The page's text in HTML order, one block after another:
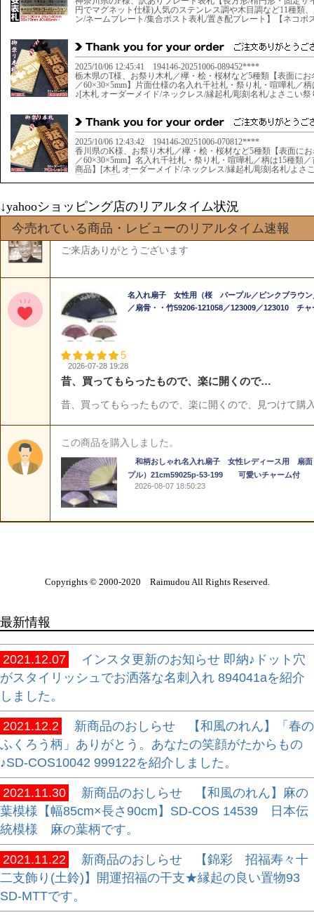
↓yahooショッピング店のリアルタイム状況
Copyrights © 2000-2020 Raimudou All Rights Reserved.
最新情報
2021.12.07
インスタ更新のお知らせ 即納♪ドット穴
がスタイリッシュでお洒落な名刺入れ 894041aを紹介
しました。
2021.12.2
新商品のおしらせ 【和風のれん】「春の
ふくろう柄」ありがとう。あなたの笑顔がたからもの
♪SD-COS10042 999122を紹介しました。
2021.11.30
新商品のおしらせ 【和風のれん】麻の
葉模様【幅85cm×長さ90cm】SD-COS 14539 日本伝
統模様 麻の葉柄です。
2021.11.22
新商品のおしらせ 【錦彩 招福寿々十
二支飾り(土鈴)】開運招福の干支★縁起の良い置物93
SD-MTTです。